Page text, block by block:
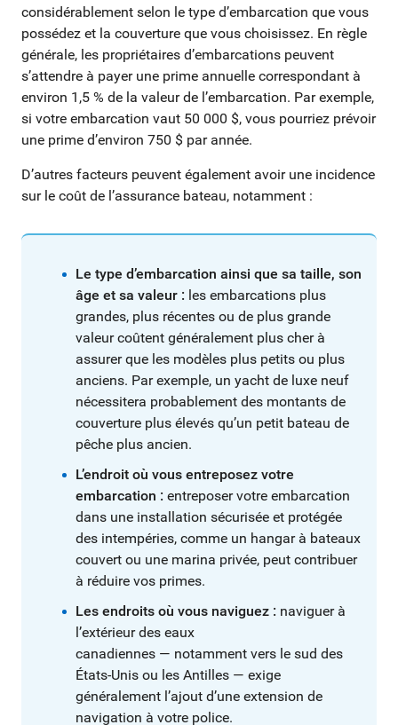
considérablement selon le type d’embarcation que vous
possédez et la couverture que vous choisissez. En règle
générale, les propriétaires d’embarcations peuvent
s’attendre à payer une prime annuelle correspondant à
environ 1,5 % de la valeur de l’embarcation. Par exemple,
si votre embarcation vaut 50 000 $, vous pourriez prévoir
une prime d’environ 750 $ par année.
D’autres facteurs peuvent également avoir une incidence
sur le coût de l’assurance bateau, notamment :
Le type d’embarcation ainsi que sa taille, son
âge et sa valeur : les embarcations plus
grandes, plus récentes ou de plus grande
valeur coûtent généralement plus cher à
assurer que les modèles plus petits ou plus
anciens. Par exemple, un yacht de luxe neuf
nécessitera probablement des montants de
couverture plus élevés qu’un petit bateau de
pêche plus ancien.
L’endroit où vous entreposez votre
embarcation : entreposer votre embarcation
dans une installation sécurisée et protégée
des intempéries, comme un hangar à bateaux
couvert ou une marina privée, peut contribuer
à réduire vos primes.
Les endroits où vous naviguez : naviguer à
l’extérieur des eaux
canadiennes — notamment vers le sud des
États-Unis ou les Antilles — exige
généralement l’ajout d’une extension de
navigation à votre police.